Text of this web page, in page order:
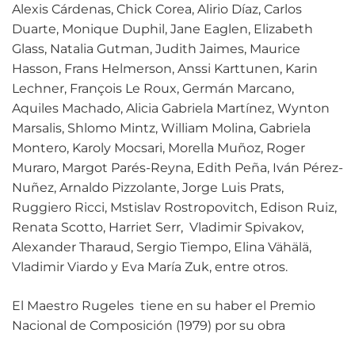
Alexis Cárdenas, Chick Corea, Alirio Díaz, Carlos
Duarte, Monique Duphil, Jane Eaglen, Elizabeth
Glass, Natalia Gutman, Judith Jaimes, Maurice
Hasson, Frans Helmerson, Anssi Karttunen, Karin
Lechner, François Le Roux, Germán Marcano,
Aquiles Machado, Alicia Gabriela Martínez, Wynton
Marsalis, Shlomo Mintz, William Molina, Gabriela
Montero, Karoly Mocsari, Morella Muñoz, Roger
Muraro, Margot Parés-Reyna, Edith Peña, Iván Pérez-
Nuñez, Arnaldo Pizzolante, Jorge Luis Prats,
Ruggiero Ricci, Mstislav Rostropovitch, Edison Ruiz,
Renata Scotto, Harriet Serr, Vladimir Spivakov,
Alexander Tharaud, Sergio Tiempo, Elina Vähälä,
Vladimir Viardo y Eva María Zuk, entre otros.
El Maestro Rugeles tiene en su haber el Premio
Nacional de Composición (1979) por su obra